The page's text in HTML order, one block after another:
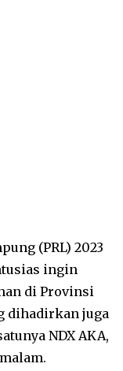
(PRL) 2023
ingin
di Provinsi
dihadirkan juga
NDX AKA,